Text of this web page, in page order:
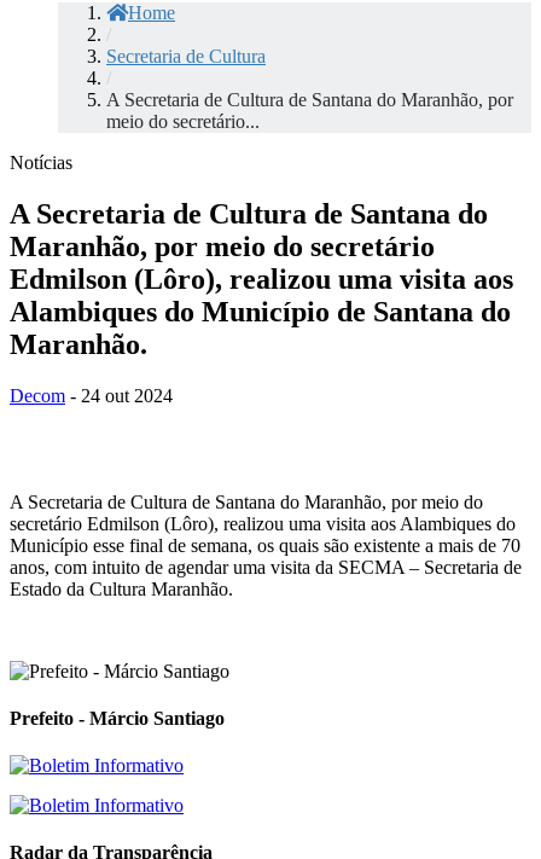
Home
/
Secretaria de Cultura
/
A Secretaria de Cultura de Santana do Maranhão, por
meio do secretário...
Notícias
A Secretaria de Cultura de Santana do
Maranhão, por meio do secretário
Edmilson (Lôro), realizou uma visita aos
Alambiques do Município de Santana do
Maranhão.
Decom - 24 out 2024
A Secretaria de Cultura de Santana do Maranhão, por meio do
secretário Edmilson (Lôro), realizou uma visita aos Alambiques do
Município esse final de semana, os quais são existente a mais de 70
anos, com intuito de agendar uma visita da SECMA – Secretaria de
Estado da Cultura Maranhão.
Prefeito - Márcio Santiago
Radar da Transparência